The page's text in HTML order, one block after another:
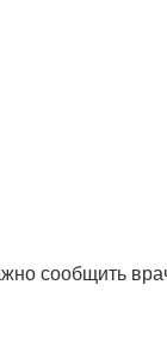
сообщить